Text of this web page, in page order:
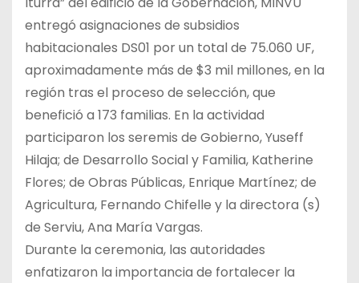
entregó asignaciones de subsidios
habitacionales DS01 por un total de 75.060 UF,
aproximadamente más de $3 mil millones, en la
región tras el proceso de selección, que
benefició a 173 familias. En la actividad
participaron los seremis de Gobierno, Yuseff
Hilaja; de Desarrollo Social y Familia, Katherine
Flores; de Obras Públicas, Enrique Martínez; de
Agricultura, Fernando Chifelle y la directora (s)
de Serviu, Ana María Vargas.
Durante la ceremonia, las autoridades
enfatizaron la importancia de fortalecer la